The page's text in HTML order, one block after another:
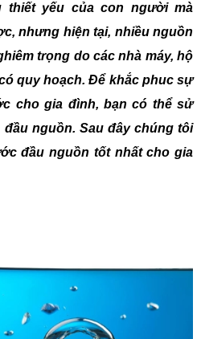
thiết yếu của con người mà
nhưng hiện tại, nhiều nguồn
trọng do các nhà máy, hộ
quy hoạch.Để khắc phuc sự
cho gia đình, bạn có thể sử
nguồn. Sau đây chúng tôi
đầu nguồn tốt nhất cho gia